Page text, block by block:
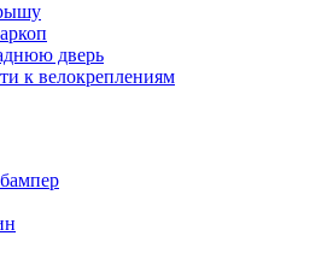
дверь
к велокреплениям